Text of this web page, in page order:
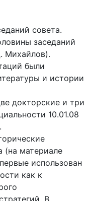
совета.
заседаний
Михайлов).
были
и истории
докторские и три
10.01.08
(на материале
использован
как к
В